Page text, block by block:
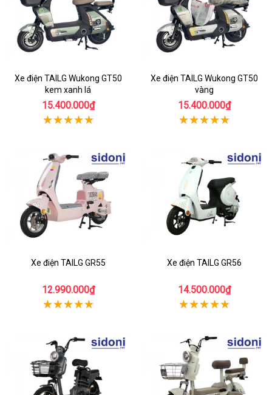
Xe điện TAILG Wukong GT50
kem xanh lá
15.400.000₫
Xe điện TAILG Wukong GT50
vàng
15.400.000₫
Xe điện TAILG GR55
12.990.000₫
Xe điện TAILG GR56
14.500.000₫